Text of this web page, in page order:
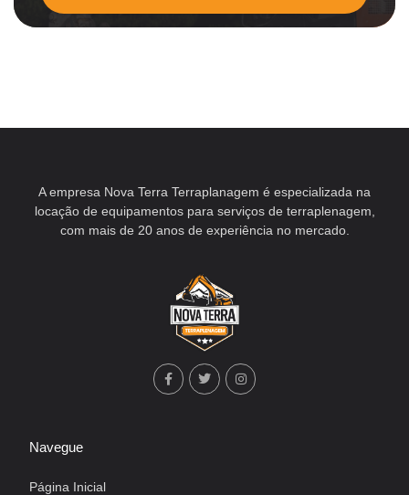
A empresa Nova Terra Terraplanagem é especializada na
locação de equipamentos para serviços de terraplenagem,
com mais de 20 anos de experiência no mercado.
Navegue
Página Inicial